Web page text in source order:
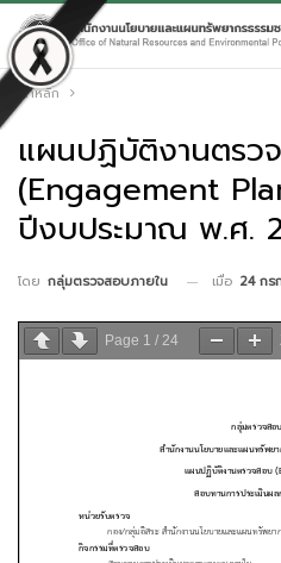
หน้าหลัก
แผนปฏิบัติงานตรว
(Engagement
ปีงบประมาณ พ.ศ.
โดย กลุ่มตรวจสอบภายใน เมื่อ 24 กร
Page 1 / 24